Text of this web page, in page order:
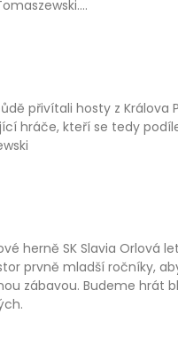
přivítali hosty z Králova
hráče, kteří se tedy
herně SK Slavia Orlová
prvně mladší ročníky,
zábavou. Budeme hrát